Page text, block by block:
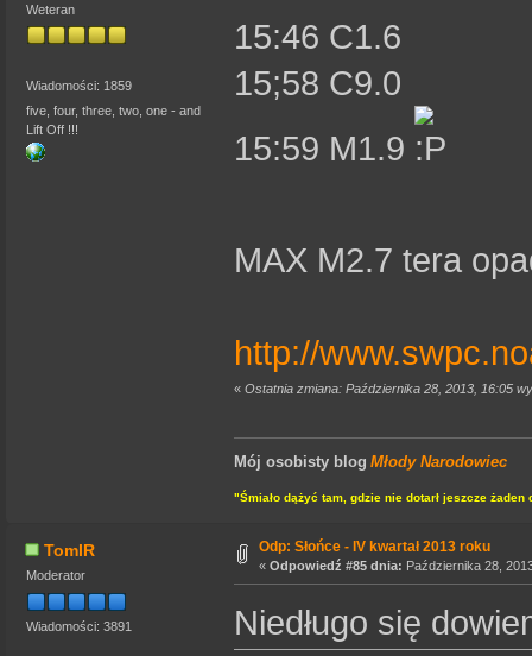
Weteran
Wiadomości: 1859
five, four, three, two, one - and
Lift Off !!!
15:46 C1.6
15;58 C9.0
15:59 M1.9
MAX M2.7 tera
http://
« Ostatnia zmiana: Października 28, 2013, 16:05
Mój osobisty blog Młody Narodowiec
"Śmiało dążyć tam, gdzie nie dotarł jeszcze żaden
TomIR
Moderator
Wiadomości: 3891
Odp: Słońce - IV kwartał 2013 roku
« Odpowiedź #85 dnia: Października 28,
Niedługo się